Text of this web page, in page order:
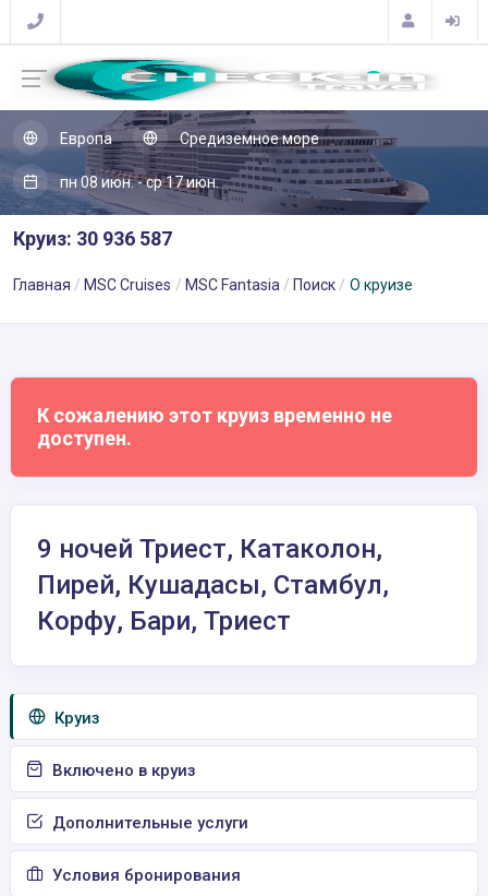
Европа Средиземное море
пн 08 июн. - ср 17 июн.
Круиз: 30 936 587
Главная MSC Cruises MSC Fantasia Поиск О круизе
К сожалению этот круиз временно не
доступен.
9 ночей Триест, Катаколон,
Пирей, Кушадасы, Стамбул,
Корфу, Бари, Триест
Круиз
Включено в круиз
Дополнительные услуги
Условия бронирования